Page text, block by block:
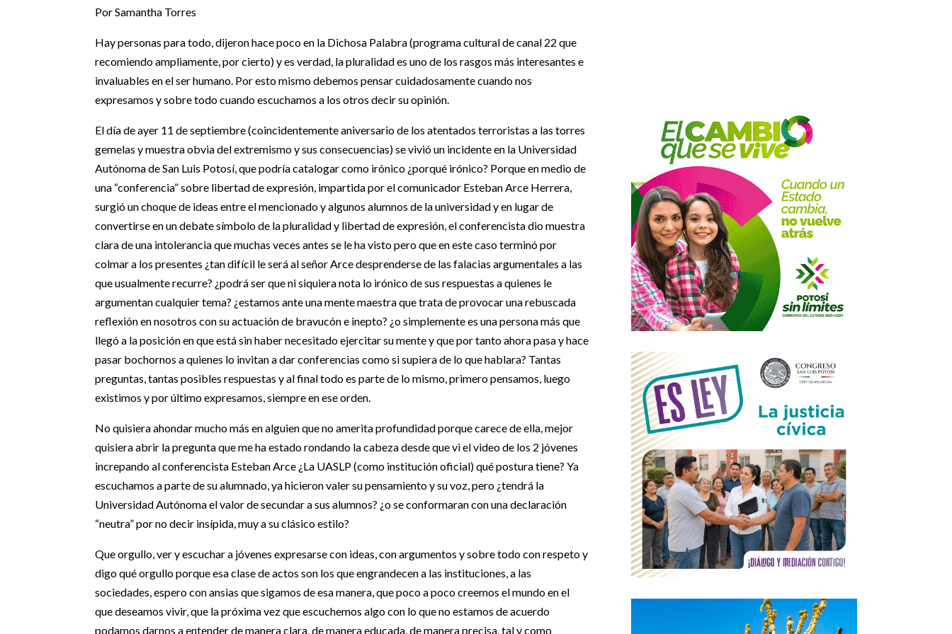
Por Samantha Torres
Hay personas para todo, dijeron hace poco en la Dichosa Palabra (programa cultural de canal 22 que
recomiendo ampliamente, por cierto) y es verdad, la pluralidad es uno de los rasgos más interesantes e
invaluables en el ser humano. Por esto mismo debemos pensar cuidadosamente cuando nos
expresamos y sobre todo cuando escuchamos a los otros decir su opinión.
El día de ayer 11 de septiembre (coincidentemente aniversario de los atentados terroristas a las torres
gemelas y muestra obvia del extremismo y sus consecuencias) se vivió un incidente en la Universidad
Autónoma de San Luis Potosí, que podría catalogar como irónico ¿porqué irónico? Porque en medio de
una “conferencia” sobre libertad de expresión, impartida por el comunicador Esteban Arce Herrera,
surgió un choque de ideas entre el mencionado y algunos alumnos de la universidad y en lugar de
convertirse en un debate símbolo de la pluralidad y libertad de expresión, el conferencista dio muestra
clara de una intolerancia que muchas veces antes se le ha visto pero que en este caso terminó por
colmar a los presentes ¿tan difícil le será al señor Arce desprenderse de las falacias argumentales a las
que usualmente recurre? ¿podrá ser que ni siquiera nota lo irónico de sus respuestas a quienes le
argumentan cualquier tema? ¿estamos ante una mente maestra que trata de provocar una rebuscada
reflexión en nosotros con su actuación de bravucón e inepto? ¿o simplemente es una persona más que
llegó a la posición en que está sin haber necesitado ejercitar su mente y que por tanto ahora pasa y hace
pasar bochornos a quienes lo invitan a dar conferencias como si supiera de lo que hablara? Tantas
preguntas, tantas posibles respuestas y al final todo es parte de lo mismo, primero pensamos, luego
existimos y por último expresamos, siempre en ese orden.
No quisiera ahondar mucho más en alguien que no amerita profundidad porque carece de ella, mejor
quisiera abrir la pregunta que me ha estado rondando la cabeza desde que vi el video de los 2 jóvenes
increpando al conferencista Esteban Arce ¿La UASLP (como institución oficial) qué postura tiene? Ya
escuchamos a parte de su alumnado, ya hicieron valer su pensamiento y su voz, pero ¿tendrá la
Universidad Autónoma el valor de secundar a sus alumnos? ¿o se conformaran con una declaración
“neutra” por no decir insípida, muy a su clásico estilo?
Que orgullo, ver y escuchar a jóvenes expresarse con ideas, con argumentos y sobre todo con respeto y
digo qué orgullo porque esa clase de actos son los que engrandecen a las instituciones, a las
sociedades, espero con ansias que sigamos de esa manera, que poco a poco creemos el mundo en el
que deseamos vivir, que la próxima vez que escuchemos algo con lo que no estamos de acuerdo
podamos darnos a entender de manera clara, de manera educada, de manera precisa, tal y como